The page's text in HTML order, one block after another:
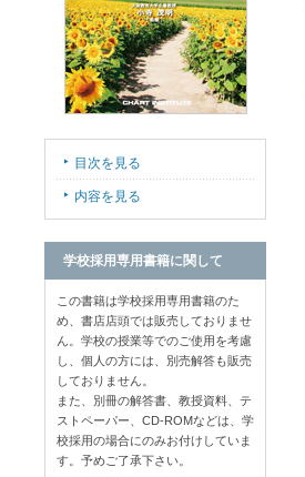
目次を見る
内容を見る
学校採用専用書籍に関して
この書籍は学校採用専用書籍のた
め、書店店頭では販売しておりませ
ん。学校の授業等でのご使用を考慮
し、個人の方には、別売解答も販売
しておりません。
また、別冊の解答書、教授資料、テ
ストペーパー、CD-ROMなどは、学
校採用の場合にのみお付けしていま
す。予めご了承下さい。